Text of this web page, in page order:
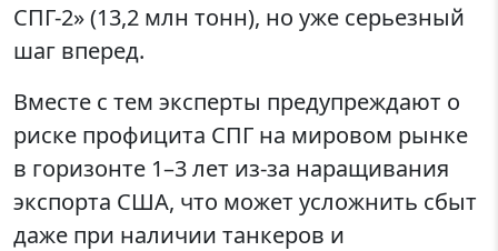
СПГ-2» (13,2 млн тонн), но уже серьезный
шаг вперед.
Вместе с тем эксперты предупреждают о
риске профицита СПГ на мировом рынке
в горизонте 1–3 лет из-за наращивания
экспорта США, что может усложнить сбыт
даже при наличии танкеров и